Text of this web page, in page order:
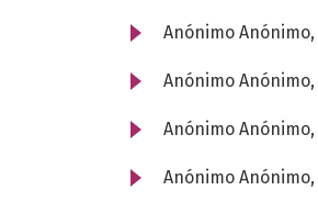
Anónimo Anónimo,
Anónimo Anónimo,
Anónimo Anónimo,
Anónimo Anónimo,